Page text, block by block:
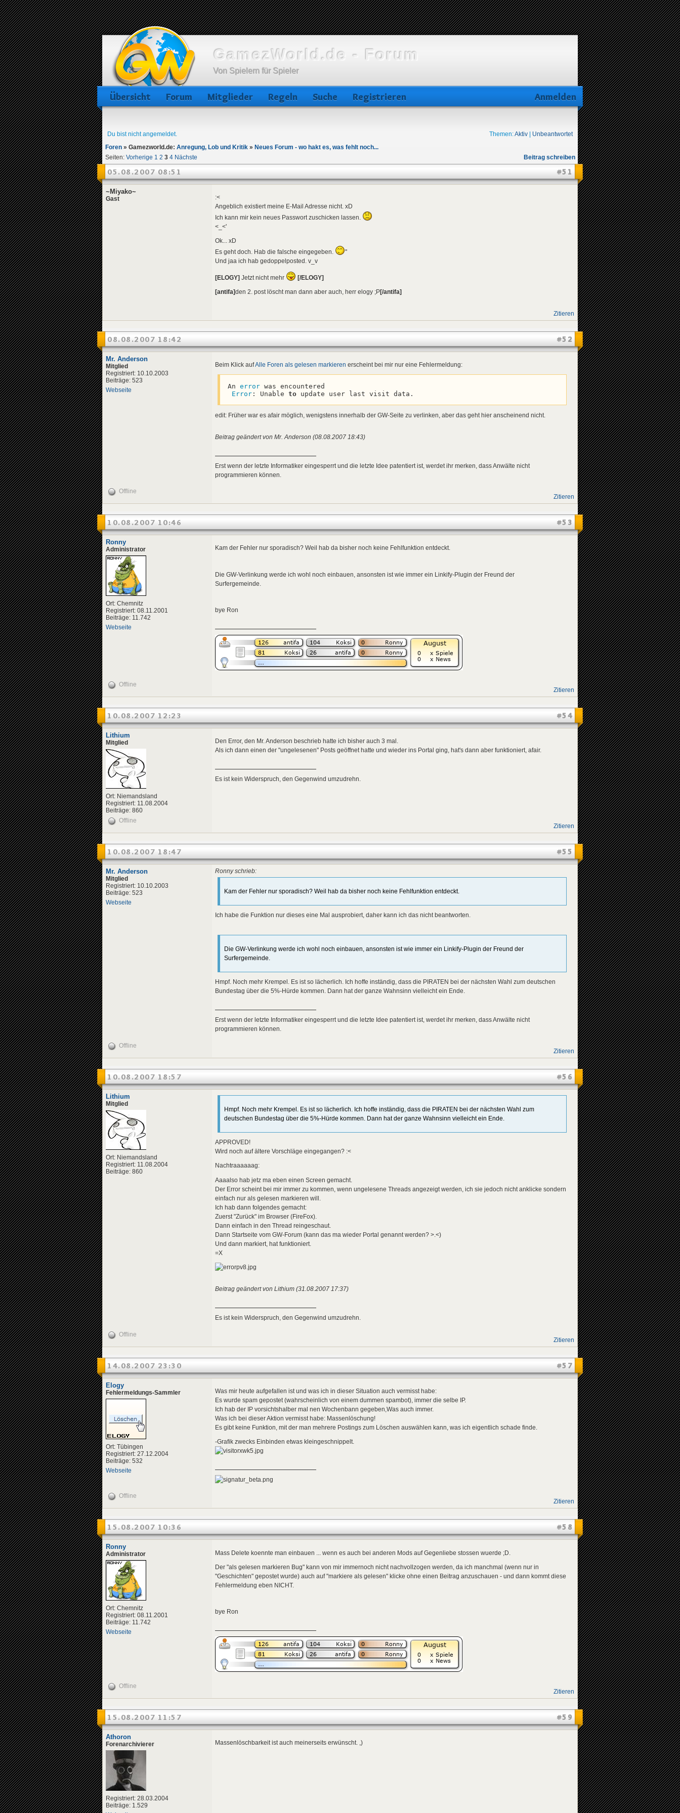
GamezWorld.de - Forum
Von Spielern für Spieler
Übersicht Forum Mitglieder Regeln Suche Registrieren Anmelden
Du bist nicht angemeldet. Themen:Aktiv
Unbeantwortet
Foren » Gamezworld.de: Anregung, Lob und Kritik » Neues Forum - wo hakt es, was fehlt noch...
Seiten: Vorherige 1 2 3 4 Nächste Beitrag schreiben
#51
05.08.2007 08:51
~Miyako~
Gast
:<
Angeblich existiert meine E-Mail Adresse nicht. xD
Ich kann mir kein neues Passwort zuschicken lassen.
<_<'
Ok... xD
Es geht doch. Hab die falsche eingegeben.
''
Und jaa ich hab gedoppelposted. v_v
[ELOGY] Jetzt nicht mehr [/ELOGY]
[antifa]den 2. post löscht man dann aber auch, herr elogy ;P[/antifa]
Zitieren
#52
08.08.2007 18:42
Mr. Anderson
Mitglied
Registriert: 10.10.2003
Beiträge: 523
Webseite
Beim Klick aufAlle Foren als gelesen markieren erscheint bei mir nur eine Fehlermeldung:
An error was encountered
Error: Unable to update user last visit data.
edit: Früher war es afair möglich, wenigstens innerhalb der GW-Seite zu verlinken, aber das geht hier anscheinend nicht.
Beitrag geändert von Mr. Anderson (08.08.2007 18:43)
Erst wenn der letzte Informatiker eingesperrt und die letzte Idee patentiert ist, werdet ihr merken, dass Anwälte nicht
programmieren können.
Offline
Zitieren
#53
10.08.2007 10:46
Ronny
Administrator
Ort: Chemnitz
Registriert: 08.11.2001
Beiträge: 11.742
Webseite
Kam der Fehler nur sporadisch? Weil hab da bisher noch keine Fehlfunktion entdeckt.
Die GW-Verlinkung werde ich wohl noch einbauen, ansonsten ist wie immer ein Linkify-Plugin der Freund der
Surfergemeinde.
bye Ron
Offline
Zitieren
#54
10.08.2007 12:23
Lithium
Mitglied
Ort: Niemandsland
Registriert: 11.08.2004
Beiträge: 860
Den Error, den Mr. Anderson beschrieb hatte ich bisher auch 3 mal.
Als ich dann einen der "ungelesenen" Posts geöffnet hatte und wieder ins Portal ging, hat's dann aber funktioniert, afair.
Es ist kein Widerspruch, den Gegenwind umzudrehn.
Offline
Zitieren
#55
10.08.2007 18:47
Mr. Anderson
Mitglied
Registriert: 10.10.2003
Beiträge: 523
Webseite
Ronny schrieb:
Kam der Fehler nur sporadisch? Weil hab da bisher noch keine Fehlfunktion entdeckt.
Ich habe die Funktion nur dieses eine Mal ausprobiert, daher kann ich das nicht beantworten.
Die GW-Verlinkung werde ich wohl noch einbauen, ansonsten ist wie immer ein Linkify-Plugin der Freund der
Surfergemeinde.
Hmpf. Noch mehr Krempel. Es ist so lächerlich. Ich hoffe inständig, dass die PIRATEN bei der nächsten Wahl zum deutschen
Bundestag über die 5%-Hürde kommen. Dann hat der ganze Wahnsinn vielleicht ein Ende.
Erst wenn der letzte Informatiker eingesperrt und die letzte Idee patentiert ist, werdet ihr merken, dass Anwälte nicht
programmieren können.
Offline
Zitieren
#56
10.08.2007 18:57
Lithium
Mitglied
Ort: Niemandsland
Registriert: 11.08.2004
Beiträge: 860
Hmpf. Noch mehr Krempel. Es ist so lächerlich. Ich hoffe inständig, dass die PIRATEN bei der nächsten Wahl zum
deutschen Bundestag über die 5%-Hürde kommen. Dann hat der ganze Wahnsinn vielleicht ein Ende.
APPROVED!
Wird noch auf ältere Vorschläge eingegangen? :<
Nachtraaaaaag:
Aaaalso hab jetz ma eben einen Screen gemacht.
Der Error scheint bei mir immer zu kommen, wenn ungelesene Threads angezeigt werden, ich sie jedoch nicht anklicke sondern
einfach nur als gelesen markieren will.
Ich hab dann folgendes gemacht:
Zuerst "Zurück" im Browser (FireFox).
Dann einfach in den Thread reingeschaut.
Dann Startseite vom GW-Forum (kann das ma wieder Portal genannt werden? >.<)
Und dann markiert, hat funktioniert.
=X
Beitrag geändert von Lithium (31.08.2007 17:37)
Es ist kein Widerspruch, den Gegenwind umzudrehn.
Offline
Zitieren
#57
14.08.2007 23:30
Elogy
Fehlermeldungs-Sammler
Ort: Tübingen
Registriert: 27.12.2004
Beiträge: 532
Webseite
Was mir heute aufgefallen ist und was ich in dieser Situation auch vermisst habe:
Es wurde spam gepostet (wahrscheinlich von einem dummen spambot), immer die selbe IP.
Ich hab der IP vorsichtshalber mal nen Wochenbann gegeben,Was auch immer.
Was ich bei dieser Aktion vermisst habe: Massenlöschung!
Es gibt keine Funktion, mit der man mehrere Postings zum Löschen auswählen kann, was ich eigentlich schade finde.
-Grafik zwecks Einbinden etwas kleingeschnippelt.
Offline
Zitieren
#58
15.08.2007 10:36
Ronny
Administrator
Ort: Chemnitz
Registriert: 08.11.2001
Beiträge: 11.742
Webseite
Mass Delete koennte man einbauen ... wenn es auch bei anderen Mods auf Gegenliebe stossen wuerde ;D.
Der "als gelesen markieren Bug" kann von mir immernoch nicht nachvollzogen werden, da ich manchmal (wenn nur in
"Geschichten" gepostet wurde) auch auf "markiere als gelesen" klicke ohne einen Beitrag anzuschauen - und dann kommt diese
Fehlermeldung eben NICHT.
bye Ron
Offline
Zitieren
#59
15.08.2007 11:57
Athoron
Forenarchivierer
Registriert: 28.03.2004
Beiträge: 1.529
Massenlöschbarkeit ist auch meinerseits erwünscht. ,)